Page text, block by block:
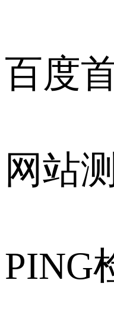
百度
网站
PING